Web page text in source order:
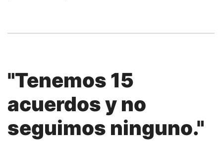
"Tenemos 15
acuerdos y no
seguimos ninguno."